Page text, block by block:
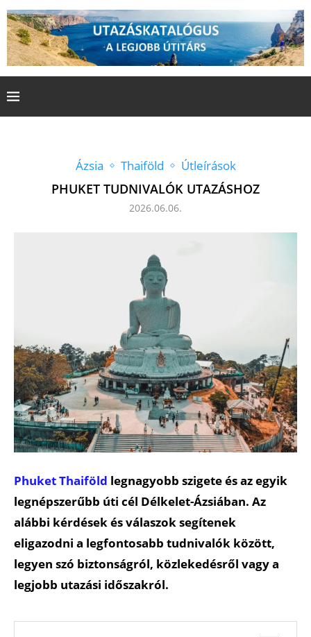
Ázsia Thaiföld Útleírások
PHUKET TUDNIVALÓK UTAZÁSHOZ
2026.06.06.
PhuketThaiföld legnagyobb szigete és az egyik
legnépszerűbb úti cél Délkelet-Ázsiában. Az
alábbi kérdések és válaszok segítenek
eligazodni a legfontosabb tudnivalók között,
legyen szó biztonságról, közlekedésről vagy a
legjobb utazási időszakról.